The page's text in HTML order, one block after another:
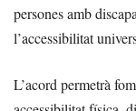
persones amb
l’accessibilitat
L’acord permetrà